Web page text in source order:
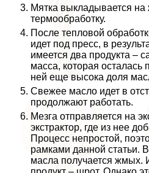
Мятка выкладывается
термообработку.
После тепловой
идет под пресс, в
имеется два продукта –
масса, которая осталась
ней еще высока доля
Свежее масло идет в
продолжают работать.
Мезга отправляется на
экстpaктор, где из нее
Процесс непростой,
рамками данной статьи.
масла получается жмых.